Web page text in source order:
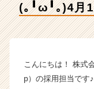
(｡╹ω╹｡)4月
こんにちは！ 株式
p）の採用担当です